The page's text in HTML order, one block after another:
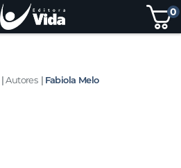
0
| Autores | Fabiola Melo